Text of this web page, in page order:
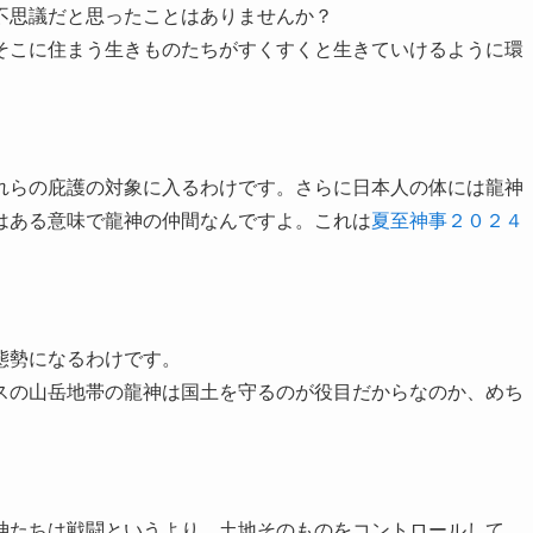
議だと思ったことはありませんか？
に住まう生きものたちがすくすくと生きていけるように環
の庇護の対象に入るわけです。さらに日本人の体には龍神
る意味で龍神の仲間なんですよ。これは夏至神事２０２４
になるわけです。
山岳地帯の龍神は国土を守るのが役目だからなのか、めち